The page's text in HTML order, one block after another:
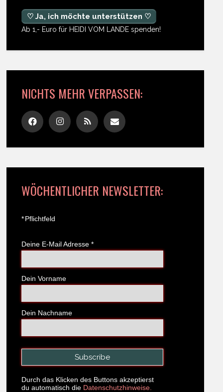
♡ Ja, ich möchte unterstützen ♡
Ab 1,- Euro für HEIDI VOM LANDE spenden!
NICHTS MEHR VERPASSEN:
WÖCHENTLICHER NEWSLETTER:
*Pflichtfeld
Deine E-Mail Adresse *
Dein Vorname
Dein Nachname
Durch das Klicken des Buttons akzeptierst
du automatisch die Datenschutzhinweise.